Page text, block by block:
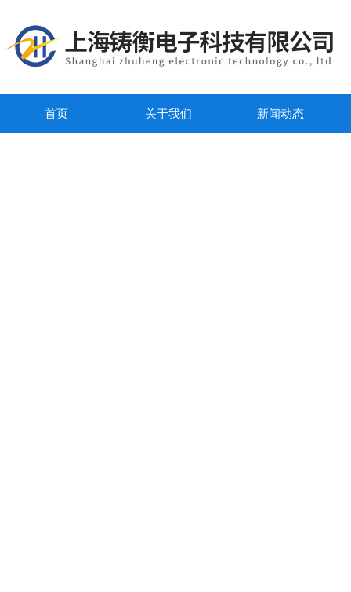
首页 关于我们 新闻动态